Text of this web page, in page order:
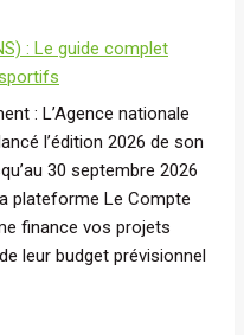
: Le guide complet
: L’Agence nationale
l’édition 2026 de son
30 septembre 2026
plateforme Le Compte
finance vos projets
leur budget prévisionnel